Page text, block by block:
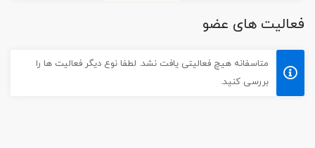
فعالیت های عضو
متاسفانه هیچ فعالیتی یافت نشد. لطفا نوع دیگر فعالیت ها را
بررسی کنید.